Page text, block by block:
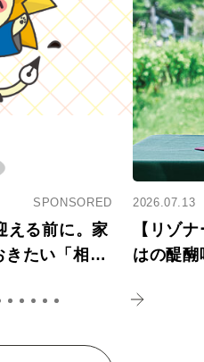
SPONSORED
える前に。家
きたい「相続
2026.07.13
【リゾ
はの醍